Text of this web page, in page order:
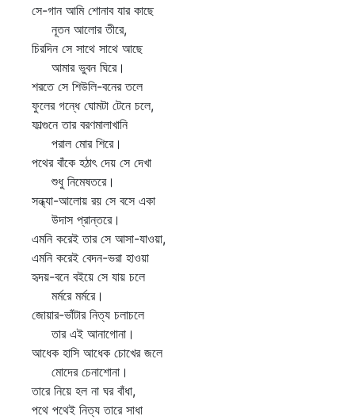
সে-গান আমি শোনাব যার কাছে
নূতন আলোর তীরে,
চিরদিন সে সাথে সাথে আছে
আমার ভুবন ঘিরে।
শরতে সে শিউলি-বনের তলে
ফুলের গন্ধে ঘোমটা টেনে চলে,
ফাল্গুনে তার বরণমালাখানি
পরাল মোর শিরে।
পথের বাঁকে হঠাৎ দেয় সে দেখা
শুধু নিমেষতরে।
সন্ধ্যা-আলোয় রয় সে বসে একা
উদাস প্রান্তরে।
এমনি করেই তার সে আসা-যাওয়া,
এমনি করেই বেদন-ভরা হাওয়া
হৃদয়-বনে বইয়ে সে যায় চলে
মর্মরে মর্মরে।
জোয়ার-ভাঁটার নিত্য চলাচলে
তার এই আনাগোনা।
আধেক হাসি আধেক চোখের জলে
মোদের চেনাশোনা।
তারে নিয়ে হল না ঘর বাঁধা,
পথে পথেই নিত্য তারে সাধা